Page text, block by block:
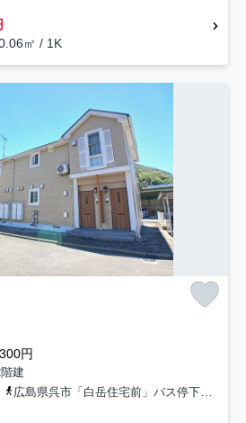
㎡ / 1K
円
建
広島県呉市「白岳住宅前」バス停下車 徒歩2分